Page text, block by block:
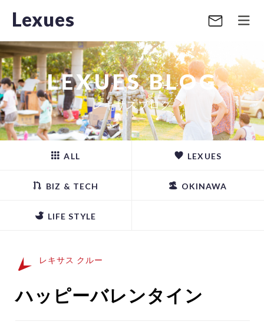
Lexues
LEXUES BLOG
レキサスブログ
ALL LEXUES
BIZ & TECH OKINAWA
LIFE STYLE
レキサス クルー
ハッピーバレンタイン